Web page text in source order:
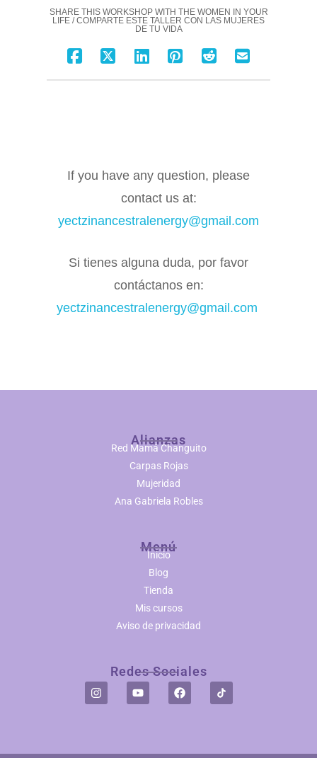
SHARE THIS WORKSHOP WITH THE WOMEN IN YOUR
LIFE / COMPARTE ESTE TALLER CON LAS MUJERES
DE TU VIDA
If you have any question, please
contact us at:
yectzinancestralenergy@gmail.com
Si tienes alguna duda, por favor
contáctanos en:
yectzinancestralenergy@gmail.com
Alianzas
Red Mamá Changuito
Carpas Rojas
Mujeridad
Ana Gabriela Robles
Menú
Inicio
Blog
Tienda
Mis cursos
Aviso de privacidad
Redes Sociales